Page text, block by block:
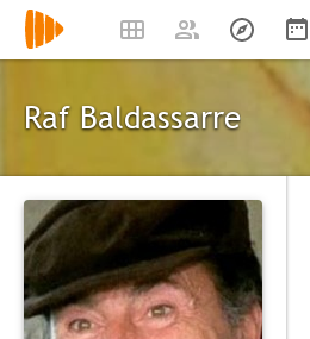
Raf Baldassarre